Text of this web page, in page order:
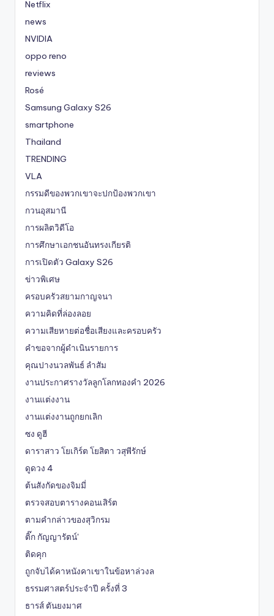
Netflix
news
NVIDIA
oppo reno
reviews
Rosé
Samsung Galaxy S26
smartphone
Thailand
TRENDING
VLA
กรรมดีของพวกเขาจะปกป้องพวกเขา
กวนอุสมานี
การผลิตวิดีโอ
การศึกษาเอกชนอันทรงเกียรติ
การเปิดตัว Galaxy S26
ข่าวพิเศษ
ครอบครัวสยามกาญจนา
ความคิดที่ล่องลอย
ความเสียหายต่อชื่อเสียงและครอบครัว
คำขอจากผู้ดำเนินรายการ
คุณปางนวลพันธ์ ลำสัม
งานประกาศรางวัลลูกโลกทองคำ 2026
งานแต่งงาน
งานแต่งงานถูกยกเลิก
ซง ดูฮี
ดาราสาว โยเกิร์ต โยสิตา วสุพีรักษ์
ดูดวง 4
ต้นสังกัดของจิมมี่
ตรวจสอบตารางคอนเสิร์ต
ตามคำกล่าวของสุวิกรม
ติ๊ก กัญญารัตน์'
ติดคุก
ถูกจับได้คาหนังคาเขาในข้อหาล่วงล
ธรรมศาสตร์ประจำปี ครั้งที่ 3
ธารส์ ตันยงมาศ